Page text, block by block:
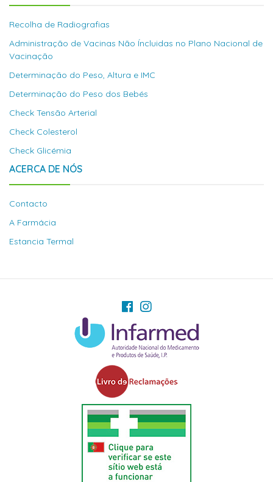
Recolha de Radiografias
Administração de Vacinas Não Íncluidas no Plano Nacional de
Vacinação
Determinação do Peso, Altura e IMC
Determinação do Peso dos Bebés
Check Tensão Arterial
Check Colesterol
Check Glicémia
ACERCA DE NÓS
Contacto
A Farmácia
Estancia Termal